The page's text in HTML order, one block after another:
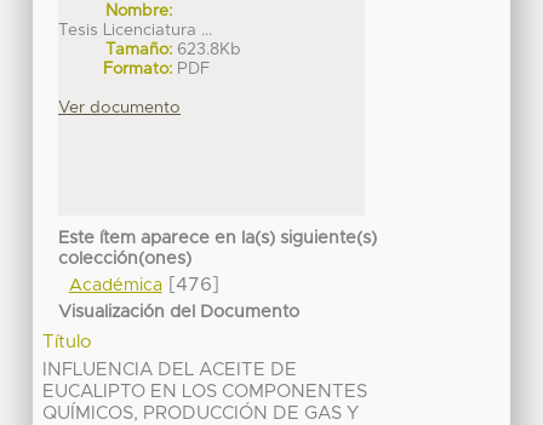
Nombre:
Tesis Licenciatura ...
Tamaño: 623.8Kb
Formato: PDF
Ver documento
Este ítem aparece en la(s) siguiente(s)
colección(ones)
Académica[476]
Visualización del Documento
Título
INFLUENCIA DEL ACEITE DE
EUCALIPTO EN LOS COMPONENTES
QUÍMICOS, PRODUCCIÓN DE GAS Y